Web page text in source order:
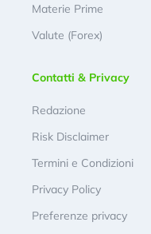
Materie Prime
Valute (Forex)
Contatti & Privacy
Redazione
Risk Disclaimer
Termini e Condizioni
Privacy Policy
Preferenze privacy